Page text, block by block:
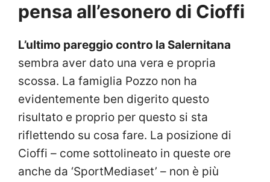
pensa all’esonero di Cioffi
L’ultimo pareggio contro la Salernitana
sembra aver dato una vera e propria
scossa. La famiglia Pozzo non ha
evidentemente ben digerito questo
risultato e proprio per questo si sta
riflettendo su cosa fare. La posizione di
Cioffi – come sottolineato in queste ore
anche da ‘SportMediaset’ – non è più